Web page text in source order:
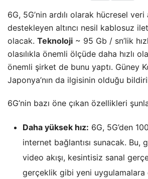
6G, 5G’nin ardılı olarak hücresel veri
destekleyen altıncı nesil kablosuz
olacak. Teknoloji ~ 95 Gb / sn’lik
olasılıkla önemli ölçüde daha hızlı
önemli şirket de bunu yaptı. Güney
Japonya’nın da ilgisinin olduğu
6G’nin bazı öne çıkan özellikleri
Daha yüksek hız: 6G, 5G’den
internet bağlantısı sunacak. Bu,
video akışı, kesintisiz sanal
gerçeklik gibi yeni uygulamalara